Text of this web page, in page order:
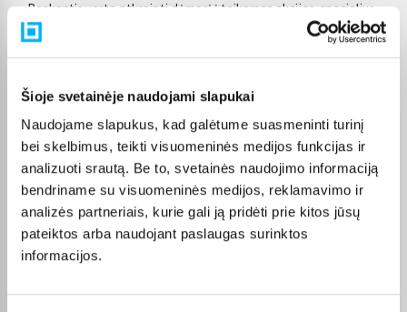
Šioje svetainėje naudojami slapukai
Naudojame slapukus, kad galėtume suasmeninti turinį
bei skelbimus, teikti visuomeninės medijos funkcijas ir
analizuoti srautą. Be to, svetainės naudojimo informaciją
bendriname su visuomeninės medijos, reklamavimo ir
analizės partneriais, kurie gali ją pridėti prie kitos jūsų
pateiktos arba naudojant paslaugas surinktos
informacijos.
Renkantis verta atkreipti dėmesį į taikomas akcijas, specialius
pasiūlymus, techninius parametrus bei papildomas pirkimo
sąlygas, kad būtų lengviau išsirinkti geriausiai jūsų poreikius
Papildomi pasirinkimai ir prekių savybių filtrai padeda patogiai
susiaurinti asortimentą ir greičiau rasti tinkamą prekę.
Peržiūrėkite „X-FactorSlidinėjimo prekių priedai“ pasiūlymus
BIGBOX.LT, palyginkite prekes ir pirkite internetu patogiai.
Pasirinktą prekę pristatysime per jos aprašyme nurodytą
terminą.
DUK